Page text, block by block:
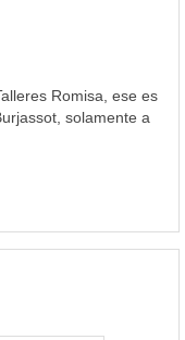
Romisa, ese es
solamente a